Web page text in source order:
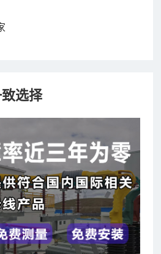
选择
询了报价 7分钟前
询了报价7分钟前
询了报价10分钟前
询了报价1秒前
询了报价5秒前